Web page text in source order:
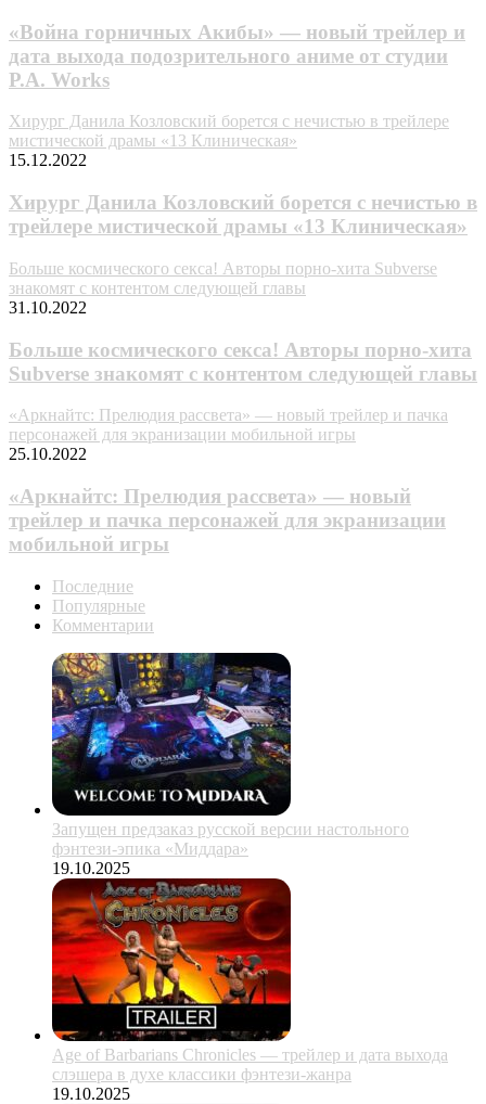
«Война горничных Акибы» — новый трейлер и
дата выхода подозрительного аниме от студии
P.A. Works
Хирург Данила Козловский борется с нечистью в трейлере
мистической драмы «13 Клиническая»
15.12.2022
Хирург Данила Козловский борется с нечистью в
трейлере мистической драмы «13 Клиническая»
Больше космического секса! Авторы порно-хита Subverse
знакомят с контентом следующей главы
31.10.2022
Больше космического секса! Авторы порно-хита
Subverse знакомят с контентом следующей главы
«Аркнайтс: Прелюдия рассвета» — новый трейлер и пачка
персонажей для экранизации мобильной игры
25.10.2022
«Аркнайтс: Прелюдия рассвета» — новый
трейлер и пачка персонажей для экранизации
мобильной игры
Последние
Популярные
Комментарии
Запущен предзаказ русской версии настольного
фэнтези-эпика «Миддара»
19.10.2025
Age of Barbarians Chronicles — трейлер и дата выхода
слэшера в духе классики фэнтези-жанра
19.10.2025